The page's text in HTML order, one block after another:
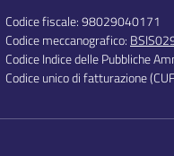
Codice fiscale: 98029040171
Codice meccanografico:
Codice Indice delle Pubbliche
Codice unico di fatturazione